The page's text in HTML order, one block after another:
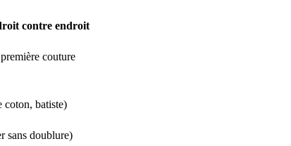
contre endroit
couture
coton, batiste)
sans doublure)